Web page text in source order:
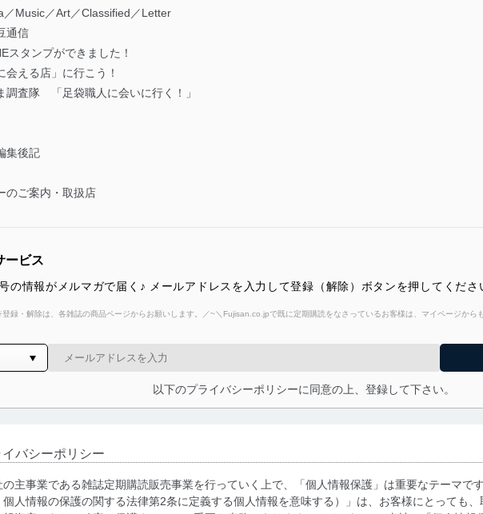
／Music／Art／Classified／Letter
通信
スタンプができました！
会える店」に行こう！
調査隊 「足袋職人に会いに行く！」
集後記
のご案内・取扱店
ービス
の情報がメルマガで届く♪ メールアドレスを入力して登録（解除）ボタンを押してくださ
録・解除は、各雑誌の商品ページからお願いします。／~＼Fujisan.co.jpで既に定期購読をなさっているお客様は、マイページから
以下のプライバシーポリシーに同意の上、登録して下さい。
イバシーポリシー
の主事業である雑誌定期購読販売事業を行っていく上で、「個人情報保護」は重要なテーマで
個人情報の保護の関する法律第2条に定義する個人情報を意味する）」は、お客様にとっても